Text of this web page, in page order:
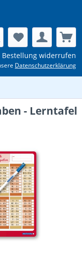
Bestellung widerrufen
Datenschutzerklärung
- Lerntafel